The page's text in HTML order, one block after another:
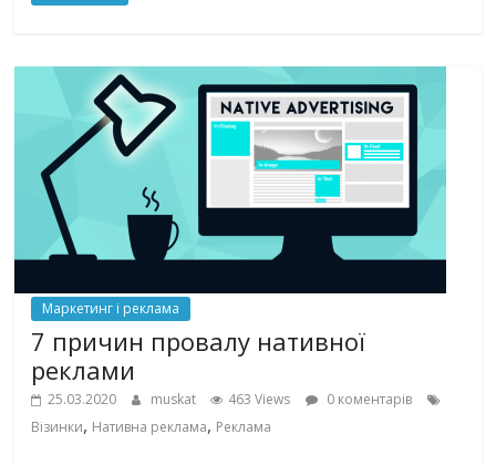
Маркетинг і реклама
7 причин провалу нативної
реклами
25.03.2020 muskat 463 Views
0 коментарів
Візинки, Нативна реклама, Реклама